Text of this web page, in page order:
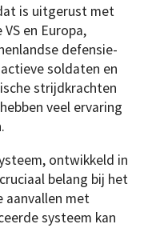
is uitgerust met
en Europa,
defensie-
soldaten en
strijdkrachten
veel ervaring
ontwikkeld in
belang bij het
aanvallen met
systeem kan